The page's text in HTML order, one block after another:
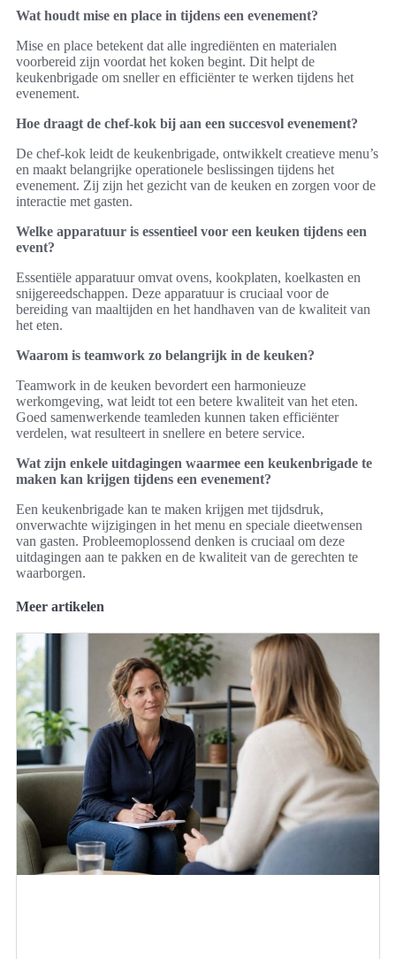
Wat houdt mise en place in tijdens een evenement?
Mise en place betekent dat alle ingrediënten en materialen
voorbereid zijn voordat het koken begint. Dit helpt de
keukenbrigade om sneller en efficiënter te werken tijdens het
evenement.
Hoe draagt de chef-kok bij aan een succesvol evenement?
De chef-kok leidt de keukenbrigade, ontwikkelt creatieve menu’s
en maakt belangrijke operationele beslissingen tijdens het
evenement. Zij zijn het gezicht van de keuken en zorgen voor de
interactie met gasten.
Welke apparatuur is essentieel voor een keuken tijdens een
event?
Essentiële apparatuur omvat ovens, kookplaten, koelkasten en
snijgereedschappen. Deze apparatuur is cruciaal voor de
bereiding van maaltijden en het handhaven van de kwaliteit van
het eten.
Waarom is teamwork zo belangrijk in de keuken?
Teamwork in de keuken bevordert een harmonieuze
werkomgeving, wat leidt tot een betere kwaliteit van het eten.
Goed samenwerkende teamleden kunnen taken efficiënter
verdelen, wat resulteert in snellere en betere service.
Wat zijn enkele uitdagingen waarmee een keukenbrigade te
maken kan krijgen tijdens een evenement?
Een keukenbrigade kan te maken krijgen met tijdsdruk,
onverwachte wijzigingen in het menu en speciale dieetwensen
van gasten. Probleemoplossend denken is cruciaal om deze
uitdagingen aan te pakken en de kwaliteit van de gerechten te
waarborgen.
Meer artikelen